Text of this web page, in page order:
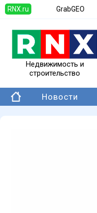
RNX.ru GrabGEO
Недвижимость и
строительство
Новости